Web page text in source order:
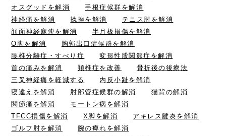
オスグッドを解消
手根症候群を解消
神経痛を解消
捻挫を解消
テニス肘を解消
顔面神経麻痺を解消
半月板損傷を解消
O脚を解消
胸郭出口症候群を解消
腰椎分離症・すべり症
変形性股関節症を解消
首の痛みを解消
頚椎症を改善
骨折後の後療法
三叉神経痛を軽減する
内反小趾を解消
寝違えを解消
肘部管症候群の解消
猫背の解消
関節痛を解消
モートン病を解消
TFCC損傷を解消
X脚を解消
アキレス腱炎を解消
ゴルフ肘を解消
腕の痺れを解消